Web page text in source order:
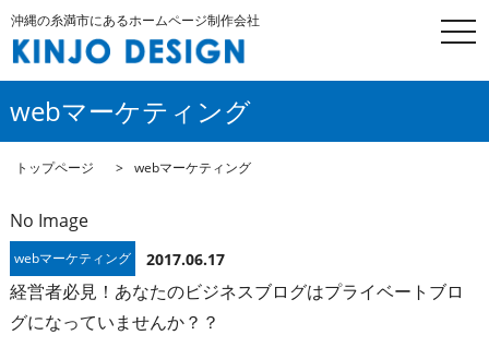
沖縄の糸満市にあるホームページ制作会社
webマーケティング
トップページ webマーケティング
No Image
webマーケティング 2017.06.17
経営者必見！あなたのビジネスブログはプライベートブロ
グになっていませんか？？